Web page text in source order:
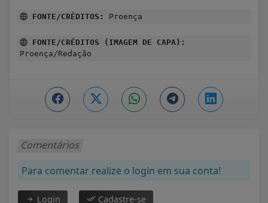
FONTE/CRÉDITOS: Proença
FONTE/CRÉDITOS (IMAGEM DE CAPA):
Proença/Redação
Comentários
Para comentar realize o login em sua conta!
Login Cadastre-se